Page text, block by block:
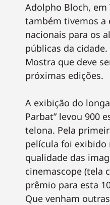
Adolpho Bloch, em
também tivemos a
nacionais para os
públicas da
Mostra que deve
próximas edições.
A exibição do
Parbat” levou 900
telona. Pela
película foi exibido
qualidade das
cinemascope (tela
prêmio para esta
Que venham